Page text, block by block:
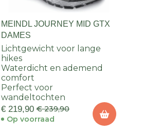
MEINDL JOURNEY MID GTX
DAMES
Lichtgewicht voor lange
hikes
Waterdicht en ademend
comfort
Perfect voor
wandeltochten
€ 219,90 € 239,90
Op voorraad